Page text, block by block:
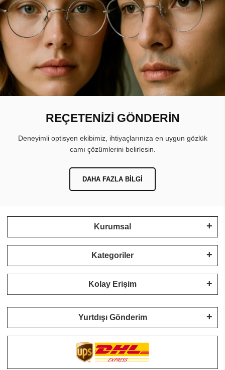
REÇETENİZİ GÖNDERİN
Deneyimli optisyen ekibimiz, ihtiyaçlarınıza en uygun gözlük
camı çözümlerini belirlesin.
DAHA FAZLA BILGI
Kurumsal
Kategoriler
Kolay Erişim
Yurtdışı Gönderim